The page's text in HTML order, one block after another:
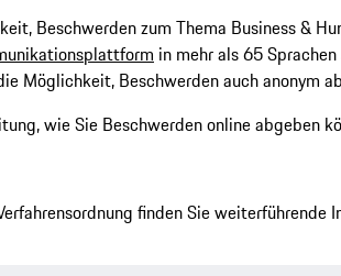
Beschwerden zum Thema Business &
in mehr als 65
Möglichkeit, Beschwerden auch anonym
wie Sie Beschwerden online abgeben
finden Sie